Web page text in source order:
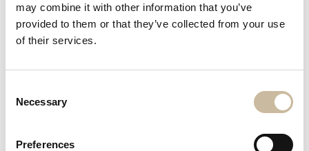
may combine it with other information that you’ve
provided to them or that they’ve collected from your use
of their services.
Selection
Necessary
Preferences